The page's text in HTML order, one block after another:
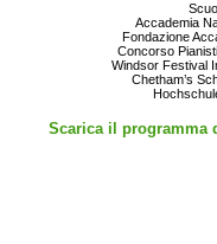
Accademia
Fondazione
Concorso
Windsor Festival
Chetham’s
Scarica il programma